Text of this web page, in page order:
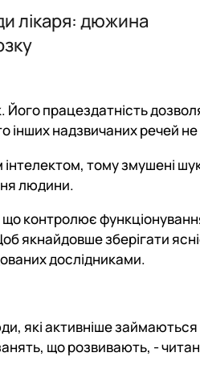
лікаря: дюжина
працездатність
інших надзвичаних речей
тому змушені
людини.
контролює
якнайдовше зберігати
дослідниками.
які активніше
що розвивають, -